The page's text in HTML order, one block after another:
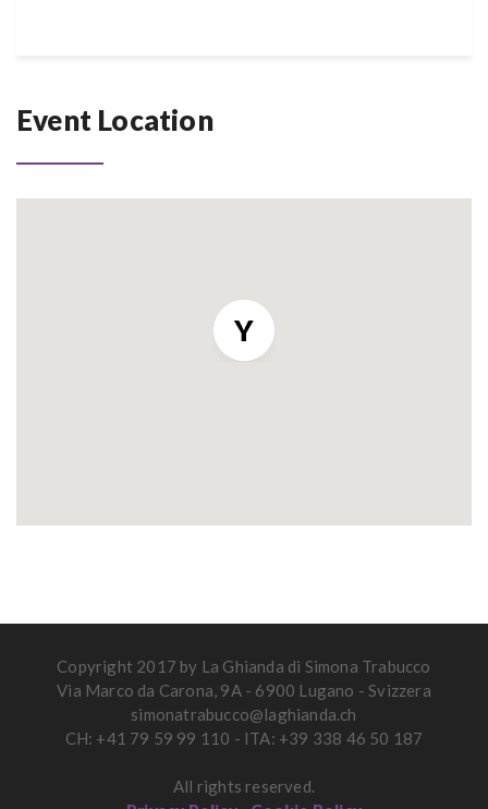
Event Location
Copyright 2017 by La Ghianda di Simona Trabucco
Via Marco da Carona, 9A - 6900 Lugano - Svizzera
simonatrabucco@laghianda.ch
CH: +41 79 59 99 110 - ITA: +39 338 46 50 187
All rights reserved.